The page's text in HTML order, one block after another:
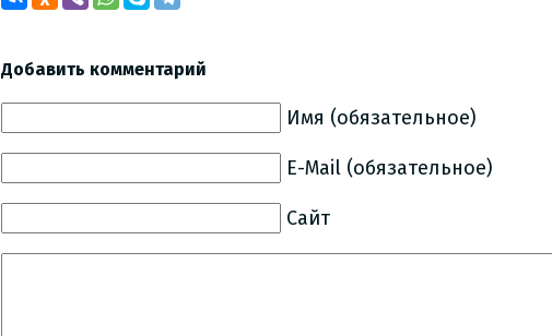
Добавить комментарий
Имя (обязательное)
E-Mail (обязательное)
Сайт